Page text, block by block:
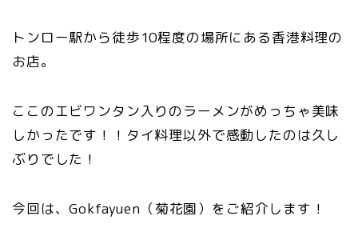
トンロー駅から徒歩10程度の場所にある香港料理の
お店。
ここのエビワンタン入りのラーメンがめっちゃ美味
しかったです！！タイ料理以外で感動したのは久し
ぶりでした！
今回は、Gokfayuen（菊花園）をご紹介します！